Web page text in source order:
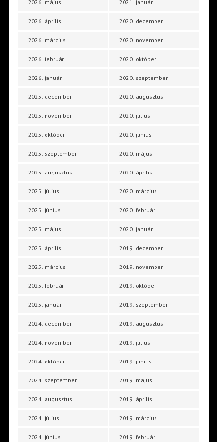
2026. május
2026. április
2026. március
2026. február
2026. január
2025. december
2025. november
2025. október
2025. szeptember
2025. augusztus
2025. július
2025. június
2025. május
2025. április
2025. március
2025. február
2025. január
2024. december
2024. november
2024. október
2024. szeptember
2024. augusztus
2024. július
2024. június
2021. január
2020. december
2020. november
2020. október
2020. szeptember
2020. augusztus
2020. július
2020. június
2020. május
2020. április
2020. március
2020. február
2020. január
2019. december
2019. november
2019. október
2019. szeptember
2019. augusztus
2019. július
2019. június
2019. május
2019. április
2019. március
2019. február